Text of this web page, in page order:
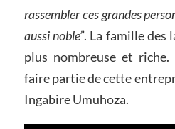
rassembler ces grandes
aussi noble”. La famille des
plus nombreuse et riche.
faire partie de cette
Ingabire Umuhoza.